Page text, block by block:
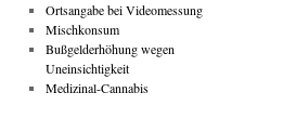
Ortsangabe bei Videomessung
Mischkonsum
Bußgelderhöhung wegen
Uneinsichtigkeit
Medizinal-Cannabis